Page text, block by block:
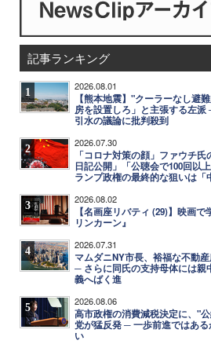
記事ランキング
1 2026.08.01
【熊本地震】"クーラーなし避
房を設置しろ」と主張する左
引水の議論に批判殺到
2 2026.07.30
「コロナ対策の顔」ファウチ
日記公開」「公聴会で100回以
ランプ政権の最終的な狙いは「
3 2026.08.02
【名画座リバティ (29)】映画
リンカーン』
4 2026.07.31
マムダニNY市長、裕福な不動
─ さらに同氏の支持母体には親
義へばく進
5 2026.08.06
高市政権の消費減税決定に、"
党が猛反発 ─ 一歩前進ではあ
い